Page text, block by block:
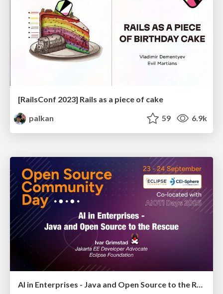
[RailsConf 2023] Rails as a piece of cake
palkan
59 6.9k
AI in Enterprises - Java and Open Source to the Rescue